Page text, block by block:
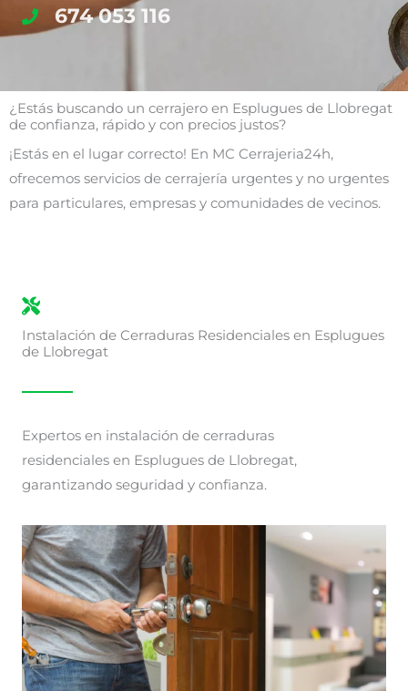
674 053 116
¿Estás buscando un cerrajero en Esplugues de Llobregat
de confianza, rápido y con precios justos?
¡Estás en el lugar correcto! En MC Cerrajeria24h,
ofrecemos servicios de cerrajería urgentes y no urgentes
para particulares, empresas y comunidades de vecinos.
Instalación de Cerraduras Residenciales en Esplugues
de Llobregat
Expertos en instalación de cerraduras
residenciales en Esplugues de Llobregat,
garantizando seguridad y confianza.